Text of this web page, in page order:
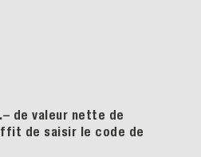
de valeur nette de
de saisir le code de